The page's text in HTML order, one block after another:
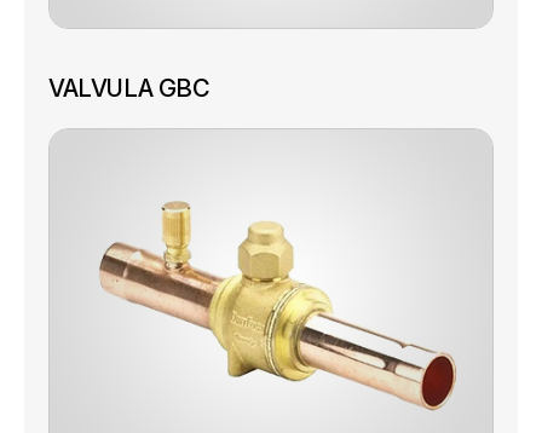
VALVULA GBC